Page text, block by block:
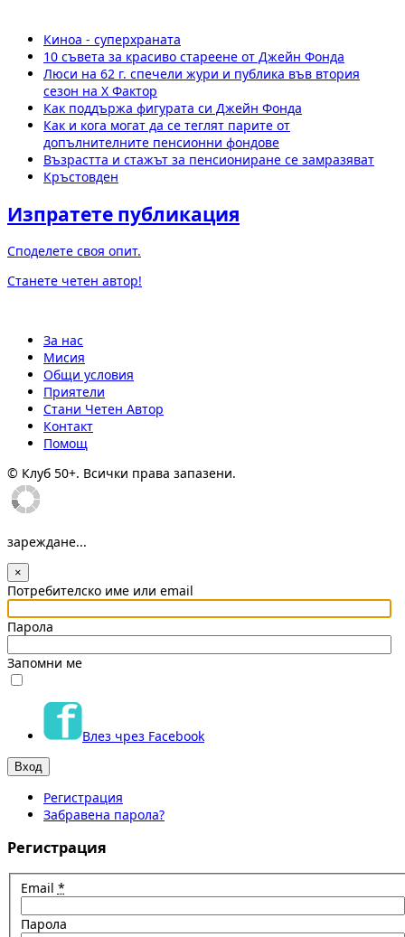
Киноа - суперхраната
10 съвета за красиво стареене от Джейн Фонда
Люси на 62 г. спечели жури и публика във втория
сезон на X Фактор
Как поддържа фигурата си Джейн Фонда
Как и кога могат да се теглят парите от
допълнителните пенсионни фондове
Възрастта и стажът за пенсиониране се замразяват
Кръстовден
Изпратете публикация
Споделете своя опит.
Станете четен автор!
За нас
Мисия
Общи условия
Приятели
Стани Четен Автор
Контакт
Помощ
© Клуб 50+. Всички права запазени.
зареждане...
×
Потребителско име или email
Парола
Запомни ме
Влез чрез Facebook
Регистрация
Забравена парола?
Регистрация
Email *
Парола